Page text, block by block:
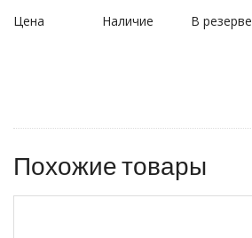
Цена
Наличие В резерве
Похожие товары